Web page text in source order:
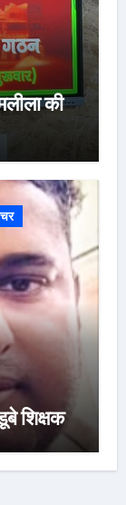
की
शिक्षक